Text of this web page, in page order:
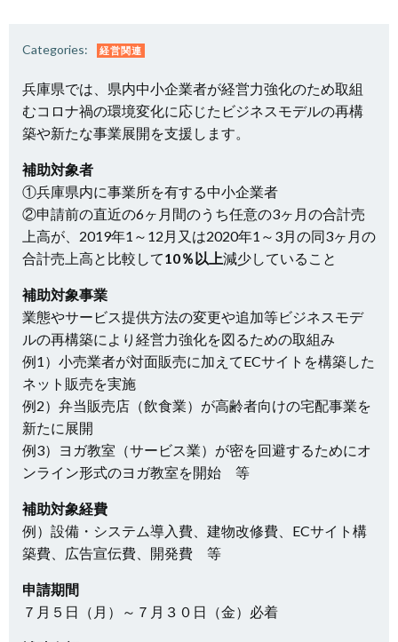
Categories: 経営関連
兵庫県では、県内中小企業者が経営力強化のため取組
むコロナ禍の環境変化に応じたビジネスモデルの再構
築や新たな事業展開を支援します。
補助対象者
①兵庫県内に事業所を有する中小企業者
②申請前の直近の6ヶ月間のうち任意の3ヶ月の合計売
上高が、2019年1～12月又は2020年1～3月の同3ヶ月の
合計売上高と比較して10％以上減少していること
補助対象事業
業態やサービス提供方法の変更や追加等ビジネスモデ
ルの再構築により経営力強化を図るための取組み
例1）小売業者が対面販売に加えてECサイトを構築した
ネット販売を実施
例2）弁当販売店（飲食業）が高齢者向けの宅配事業を
新たに展開
例3）ヨガ教室（サービス業）が密を回避するためにオ
ンライン形式のヨガ教室を開始 等
補助対象経費
例）設備・システム導入費、建物改修費、ECサイト構
築費、広告宣伝費、開発費 等
申請期間
７月５日（月）～７月３０日（金）必着